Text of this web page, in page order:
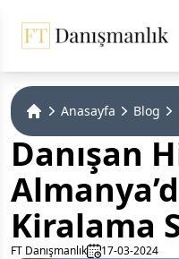
Anasayfa Blog
Danışan
Kiralama
FT Danışmanlık 17-03-2024